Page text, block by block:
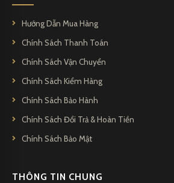
Hướng Dẫn Mua Hàng
Chính Sách Thanh Toán
Chính Sách Vận Chuyển
Chính Sách Kiểm Hàng
Chính Sách Bảo Hành
Chính Sách Đổi Trả & Hoàn Tiền
Chính Sách Bảo Mật
THÔNG TIN CHUNG